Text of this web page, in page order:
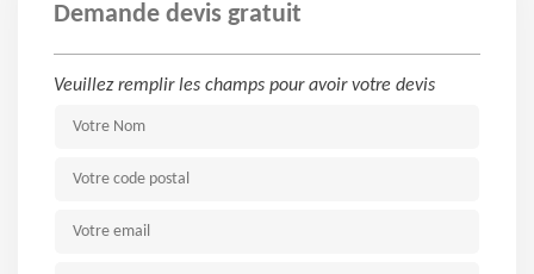
Demande devis gratuit
Veuillez remplir les champs pour avoir votre devis